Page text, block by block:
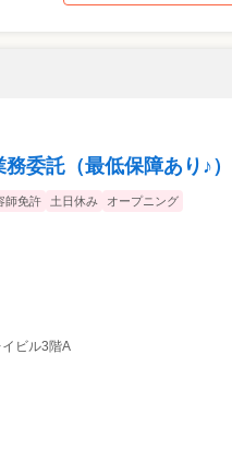
委託（最低保障あり♪）
師免許 土日休み オープニング
ビル3階A